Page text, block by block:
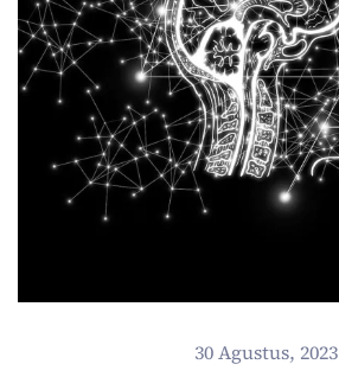
30 Agustus, 2023